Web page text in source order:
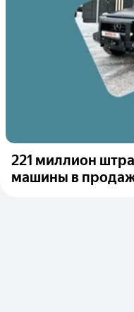
221 миллион
машины в